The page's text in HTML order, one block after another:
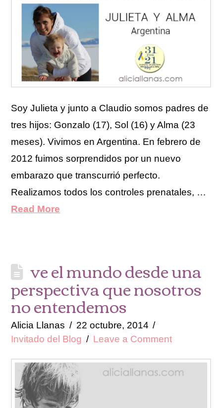
Soy Julieta y junto a Claudio somos padres de
tres hijos: Gonzalo (17), Sol (16) y Alma (23
meses). Vivimos en Argentina. En febrero de
2012 fuimos sorprendidos por un nuevo
embarazo que transcurrió perfecto.
Realizamos todos los controles prenatales, …
Read More
ve el mundo desde una
perspectiva que nosotros
no entendemos
Alicia Llanas
22 octubre, 2014
Invitado del Blog
Leave a Comment